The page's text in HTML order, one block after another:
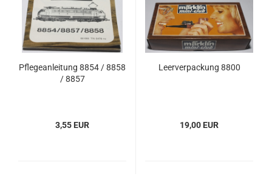
Pflegeanleitung 8854 / 8858
/ 8857
3,55 EUR
Leerverpackung 8800
19,00 EUR